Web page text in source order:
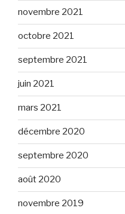
novembre 2021
octobre 2021
septembre 2021
juin 2021
mars 2021
décembre 2020
septembre 2020
août 2020
novembre 2019